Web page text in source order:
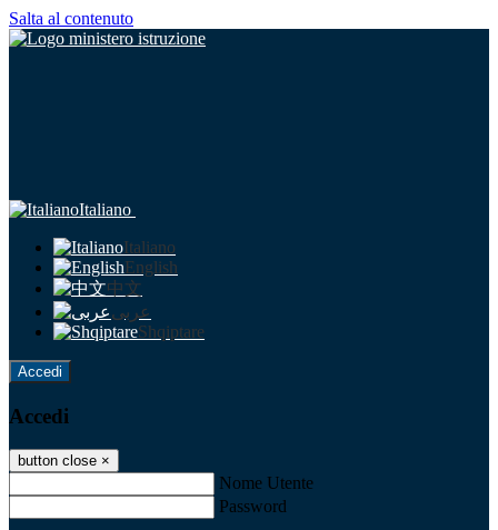
Salta al contenuto
Italiano
Italiano
English
中文
عربى
Shqiptare
Accedi
Accedi
button close ×
Nome Utente
Password